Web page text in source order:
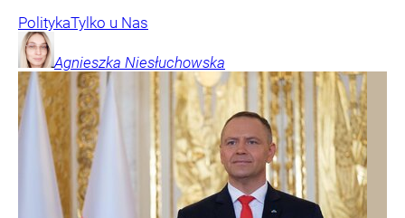
PolitykaTylko u Nas
Agnieszka Niesłuchowska